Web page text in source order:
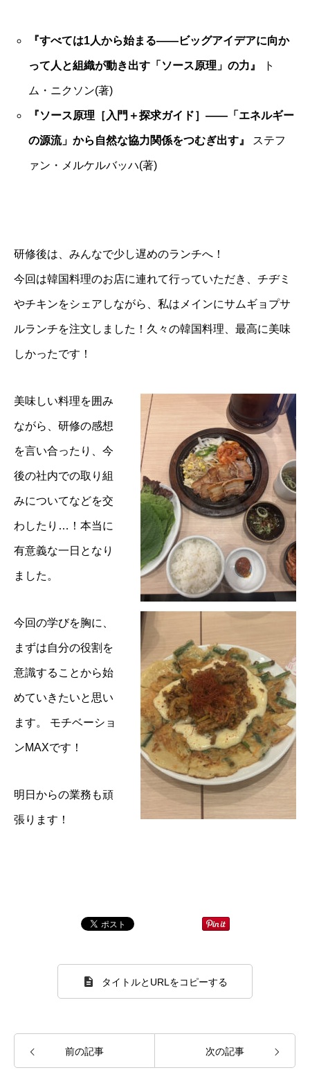
『すべては1人から始まる――ビッグアイデアに向か
って人と組織が動き出す「ソース原理」の力』 ト
ム・ニクソン(著)
『ソース原理［入門＋探求ガイド］――「エネルギー
の源流」から自然な協力関係をつむぎ出す』 ステフ
ァン・メルケルバッハ(著)
研修後は、みんなで少し遅めのランチへ！
今回は韓国料理のお店に連れて行っていただき、チヂミ
やチキンをシェアしながら、私はメインにサムギョプサ
ルランチを注文しました！久々の韓国料理、最高に美味
しかったです！
美味しい料理を囲み
ながら、研修の感想
を言い合ったり、今
後の社内での取り組
みについてなどを交
わしたり…！本当に
有意義な一日となり
ました。
今回の学びを胸に、
まずは自分の役割を
意識することから始
めていきたいと思い
ます。 モチベーショ
ンMAXです！
明日からの業務も頑
張ります！
タイトルとURLをコピーする
前の記事 次の記事